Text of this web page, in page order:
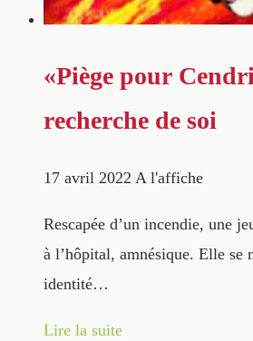
«Piège pour
recherche de soi
17 avril 2022 A l'affiche
Rescapée d’un incendie, une
à l’hôpital, amnésique. Elle se
identité…
Lire la suite